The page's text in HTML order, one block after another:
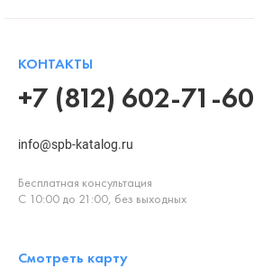
КОНТАКТЫ
+7 (812) 602-71-60
info@spb-katalog.ru
Бесплатная консультация
С 10:00 до 21:00, без выходных
Смотреть карту